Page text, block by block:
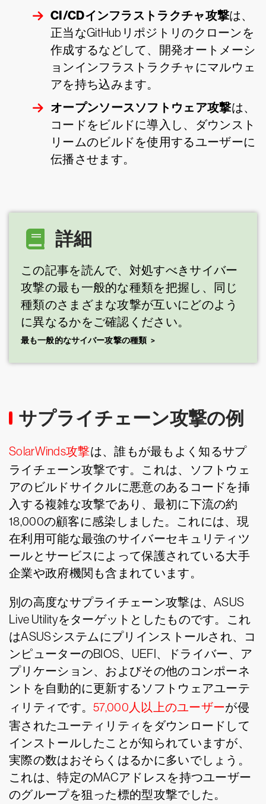
CI/CDインフラストラクチャ攻撃は、
正当なGitHubリポジトリのクローンを
作成するなどして、開発オートメーシ
ョンインフラストラクチャにマルウェ
アを持ち込みます。
オープンソースソフトウェア攻撃は、
コードをビルドに導入し、ダウンスト
リームのビルドを使用するユーザーに
伝播させます。
詳細
この記事を読んで、対処すべきサイバー
攻撃の最も一般的な種類を把握し、同じ
種類のさまざまな攻撃が互いにどのよう
に異なるかをご確認ください。
最も一般的なサイバー攻撃の種類
サプライチェーン攻撃の例
SolarWinds攻撃は、誰もが最もよく知るサプ
ライチェーン攻撃です。これは、ソフトウェ
アのビルドサイクルに悪意のあるコードを挿
入する複雑な攻撃であり、最初に下流の約
18,000の顧客に感染しました。これには、現
在利用可能な最強のサイバーセキュリティツ
ールとサービスによって保護されている大手
企業や政府機関も含まれています。
別の高度なサプライチェーン攻撃は、ASUS
Live Utilityをターゲットとしたものです。これ
はASUSシステムにプリインストールされ、コ
ンピューターのBIOS、UEFI、ドライバー、ア
プリケーション、およびその他のコンポーネ
ントを自動的に更新するソフトウェアユーテ
ィリティです。57,000人以上のユーザーが侵
害されたユーティリティをダウンロードして
インストールしたことが知られていますが、
実際の数はおそらくはるかに多いでしょう。
これは、特定のMACアドレスを持つユーザー
のグループを狙った標的型攻撃でした。